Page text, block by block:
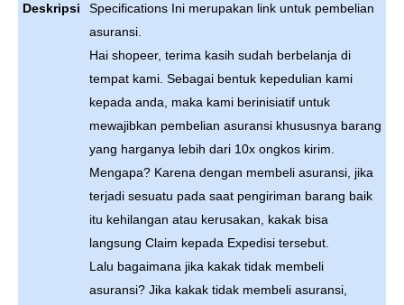
Deskripsi
Specifications Ini merupakan link untuk pembelian
asuransi.
Hai shopeer, terima kasih sudah berbelanja di
tempat kami. Sebagai bentuk kepedulian kami
kepada anda, maka kami berinisiatif untuk
mewajibkan pembelian asuransi khususnya barang
yang harganya lebih dari 10x ongkos kirim.
Mengapa? Karena dengan membeli asuransi, jika
terjadi sesuatu pada saat pengiriman barang baik
itu kehilangan atau kerusakan, kakak bisa
langsung Claim kepada Expedisi tersebut.
Lalu bagaimana jika kakak tidak membeli
asuransi? Jika kakak tidak membeli asuransi,